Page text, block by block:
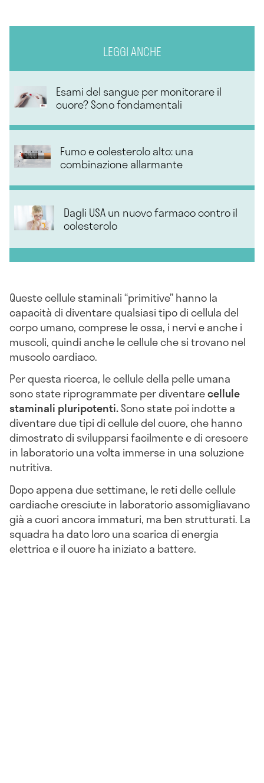
LEGGI ANCHE
Esami del sangue per monitorare il
cuore? Sono fondamentali
Fumo e colesterolo alto: una
combinazione allarmante
Dagli USA un nuovo farmaco contro il
colesterolo
Queste cellule staminali “primitive” hanno la
capacità di diventare qualsiasi tipo di cellula del
corpo umano, comprese le ossa, i nervi e anche i
muscoli, quindi anche le cellule che si trovano nel
muscolo cardiaco.
Per questa ricerca, le cellule della pelle umana
sono state riprogrammate per diventarecellule
staminali pluripotenti.Sono state poi indotte a
diventare due tipi di cellule del cuore, che hanno
dimostrato di svilupparsi facilmente e di crescere
in laboratorio una volta immerse in una soluzione
nutritiva.
Dopo appena due settimane, le reti delle cellule
cardiache cresciute in laboratorio assomigliavano
già a cuori ancora immaturi, ma ben strutturati. La
squadra ha dato loro una scarica di energia
elettrica e il cuore ha iniziato a battere.